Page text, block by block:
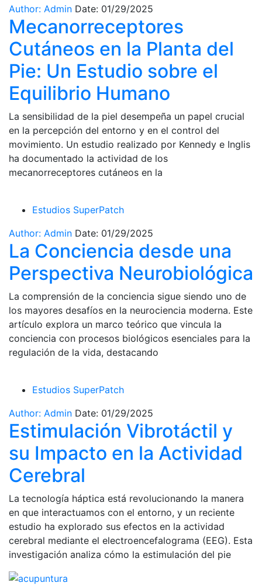
Author: Admin Date: 01/29/2025
Mecanorreceptores
Cutáneos en la Planta del
Pie: Un Estudio sobre el
Equilibrio Humano
La sensibilidad de la piel desempeña un papel crucial
en la percepción del entorno y en el control del
movimiento. Un estudio realizado por Kennedy e Inglis
ha documentado la actividad de los
mecanorreceptores cutáneos en la
Estudios SuperPatch
Author: Admin Date: 01/29/2025
La Conciencia desde una
Perspectiva Neurobiológica
La comprensión de la conciencia sigue siendo uno de
los mayores desafíos en la neurociencia moderna. Este
artículo explora un marco teórico que vincula la
conciencia con procesos biológicos esenciales para la
regulación de la vida, destacando
Estudios SuperPatch
Author: Admin Date: 01/29/2025
Estimulación Vibrotáctil y
su Impacto en la Actividad
Cerebral
La tecnología háptica está revolucionando la manera
en que interactuamos con el entorno, y un reciente
estudio ha explorado sus efectos en la actividad
cerebral mediante el electroencefalograma (EEG). Esta
investigación analiza cómo la estimulación del pie